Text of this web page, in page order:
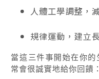
人體工學調整，
規律運動，建立
當這三件事開始在你
常會很誠實地給你回饋